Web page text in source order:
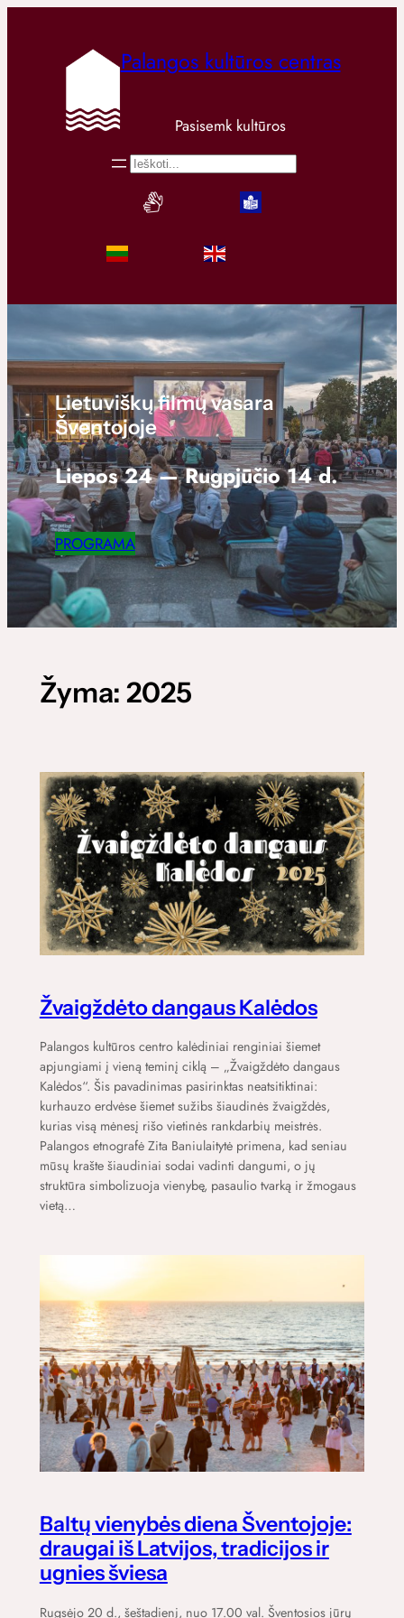
Palangos kultūros centras
Pasisemk kultūros
Paieška
Lietuviškų filmų vasara
Šventojoje
Liepos 24 — Rugpjūčio 14 d.
PROGRAMA
Žyma: 2025
Žvaigždėto dangaus Kalėdos
Palangos kultūros centro kalėdiniai renginiai šiemet
apjungiami į vieną teminį ciklą – „Žvaigždėto dangaus
Kalėdos“. Šis pavadinimas pasirinktas neatsitiktinai:
kurhauzo erdvėse šiemet sužibs šiaudinės žvaigždės,
kurias visą mėnesį rišo vietinės rankdarbių meistrės.
Palangos etnografė Zita Baniulaitytė primena, kad seniau
mūsų krašte šiaudiniai sodai vadinti dangumi, o jų
struktūra simbolizuoja vienybę, pasaulio tvarką ir žmogaus
vietą…
Baltų vienybės diena Šventojoje:
draugai iš Latvijos, tradicijos ir
ugnies šviesa
Rugsėjo 20 d., šeštadienį, nuo 17.00 val. Šventosios jūrų